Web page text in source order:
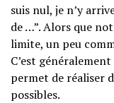
suis nul, je n’y
de …”. Alors que
limite, un peu
C’est
permet de réaliser
possibles.